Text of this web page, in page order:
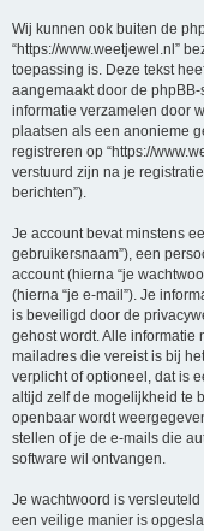
Wij kunnen ook buiten de
“https://www.weetjewel.nl”
toepassing is. Deze tekst
aangemaakt door de
informatie verzamelen door
plaatsen als een anonieme
registreren op “https://
verstuurd zijn na je
berichten”).
Je account bevat minstens
gebruikersnaam”), een
account (hierna “je
(hierna “je e-mail”). Je
is beveiligd door de
gehost wordt. Alle informatie
mailadres die vereist is bij
verplicht of optioneel, dat is
altijd zelf de mogelijkheid te
openbaar wordt
stellen of je de e-mails die
software wil ontvangen.
Je wachtwoord is
een veilige manier is